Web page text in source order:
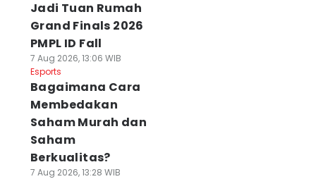
Jadi Tuan Rumah
Grand Finals 2026
PMPL ID Fall
7 Aug 2026, 13:06 WIB
Esports
Bagaimana Cara
Membedakan
Saham Murah dan
Saham
Berkualitas?
7 Aug 2026, 13:28 WIB